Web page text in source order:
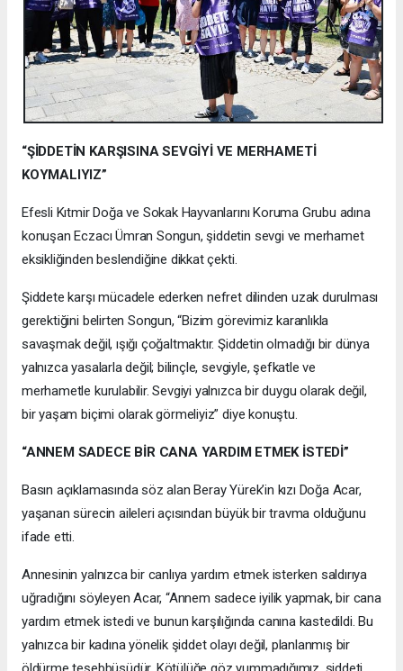
“ŞİDDETİN KARŞISINA SEVGİYİ VE MERHAMETİ
KOYMALIYIZ”
Efesli Kıtmir Doğa ve Sokak Hayvanlarını Koruma Grubu adına
konuşan Eczacı Ümran Songun, şiddetin sevgi ve merhamet
eksikliğinden beslendiğine dikkat çekti.
Şiddete karşı mücadele ederken nefret dilinden uzak durulması
gerektiğini belirten Songun, “Bizim görevimiz karanlıkla
savaşmak değil, ışığı çoğaltmaktır. Şiddetin olmadığı bir dünya
yalnızca yasalarla değil; bilinçle, sevgiyle, şefkatle ve
merhametle kurulabilir. Sevgiyi yalnızca bir duygu olarak değil,
bir yaşam biçimi olarak görmeliyiz” diye konuştu.
“ANNEM SADECE BİR CANA YARDIM ETMEK İSTEDİ”
Basın açıklamasında söz alan Beray Yürek’in kızı Doğa Acar,
yaşanan sürecin aileleri açısından büyük bir travma olduğunu
ifade etti.
Annesinin yalnızca bir canlıya yardım etmek isterken saldırıya
uğradığını söyleyen Acar, “Annem sadece iyilik yapmak, bir cana
yardım etmek istedi ve bunun karşılığında canına kastedildi. Bu
yalnızca bir kadına yönelik şiddet olayı değil, planlanmış bir